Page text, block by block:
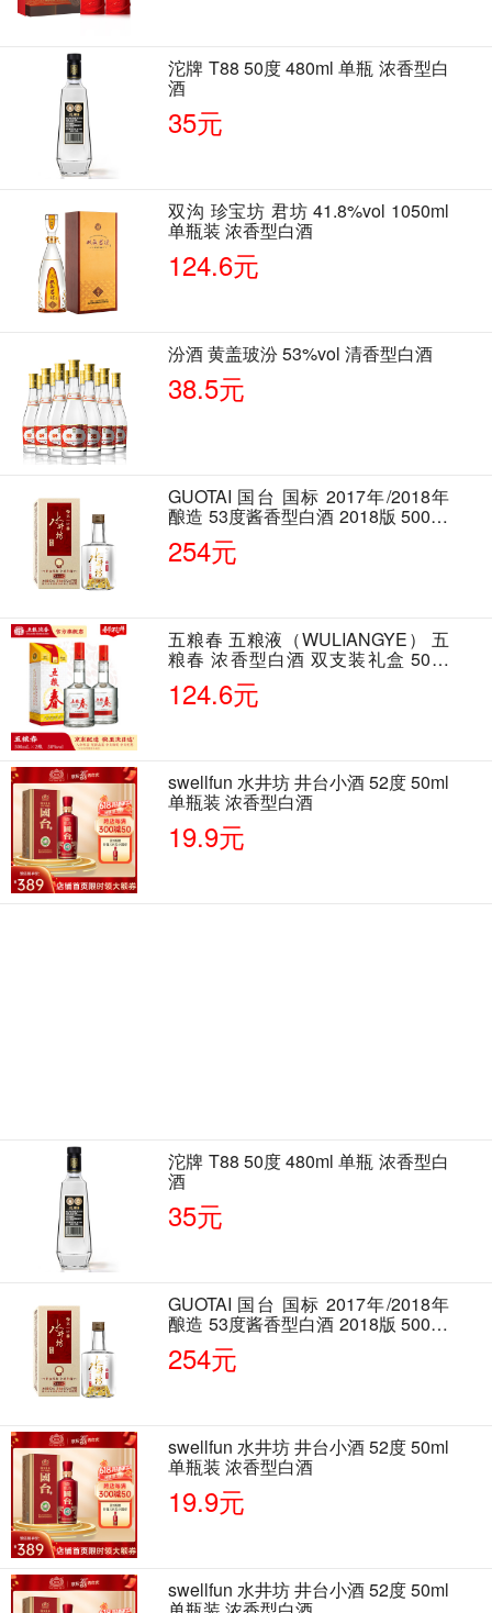
沱牌 T88 50度 480ml 单瓶 浓香型白
酒
35元
双沟 珍宝坊 君坊 41.8%vol 1050ml
单瓶装 浓香型白酒
124.6元
汾酒 黄盖玻汾 53%vol 清香型白酒
38.5元
GUOTAI 国台 国标 2017年/2018年
酿造 53度酱香型白酒 2018版 500ml
单瓶装
254元
五粮春 五粮液（WULIANGYE） 五
粮春 浓香型白酒 双支装礼盒 50度
500ml*2瓶 含酒具
124.6元
swellfun 水井坊 井台小酒 52度 50ml
单瓶装 浓香型白酒
19.9元
沱牌 T88 50度 480ml 单瓶 浓香型白
酒
35元
GUOTAI 国台 国标 2017年/2018年
酿造 53度酱香型白酒 2018版 500ml
单瓶装
254元
swellfun 水井坊 井台小酒 52度 50ml
单瓶装 浓香型白酒
19.9元
swellfun 水井坊 井台小酒 52度 50ml